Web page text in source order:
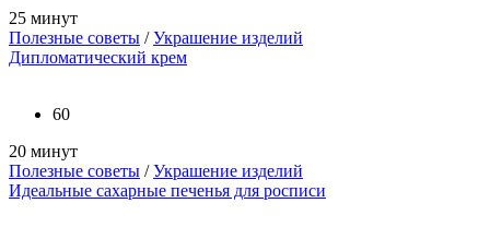
25 минут
Полезные советы /Украшение изделий
Дипломатический крем
60
20 минут
Полезные советы /Украшение изделий
Идеальные сахарные печенья для росписи